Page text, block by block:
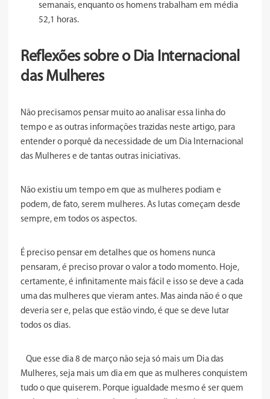
semanais, enquanto os homens trabalham em média
52,1 horas.
Reflexões sobre o Dia Internacional
das Mulheres
Não precisamos pensar muito ao analisar essa linha do
tempo e as outras informações trazidas neste artigo, para
entender o porquê da necessidade de um Dia Internacional
das Mulheres e de tantas outras iniciativas.
Não existiu um tempo em que as mulheres podiam e
podem, de fato, serem mulheres. As lutas começam desde
sempre, em todos os aspectos.
É preciso pensar em detalhes que os homens nunca
pensaram, é preciso provar o valor a todo momento. Hoje,
certamente, é infinitamente mais fácil e isso se deve a cada
uma das mulheres que vieram antes. Mas ainda não é o que
deveria ser e, pelas que estão vindo, é que se deve lutar
todos os dias.
Que esse dia 8 de março não seja só mais um Dia das
Mulheres, seja mais um dia em que as mulheres conquistem
tudo o que quiserem. Porque igualdade mesmo é ser quem